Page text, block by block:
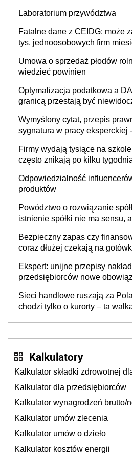
Laboratorium przywództwa
Fatalne dane z CEIDG: może
tys. jednoosobowych firm
Umowa o sprzedaż płodów
wiedzieć powinien
Optymalizacja podatkowa a
granicą przestają być
Wymyślony cytat, przepis
sygnatura w pracy eksperckiej
Firmy wydają tysiące na
często znikają po kilku
Odpowiedzialność
produktów
Powództwo o rozwiązanie
istnienie spółki nie ma sensu,
Bezpieczny zapas czy
coraz dłużej czekają na
Ekspert: unijne przepisy
przedsiębiorców nowe
Sieci handlowe ruszają za
chodzi tylko o kurorty – ta
Kalkulatory
Kalkulator składki zdrowotnej
Kalkulator dla przedsiębiorców
Kalkulator wynagrodzeń brutto/
Kalkulator umów zlecenia
Kalkulator umów o dzieło
Kalkulator kosztów energii